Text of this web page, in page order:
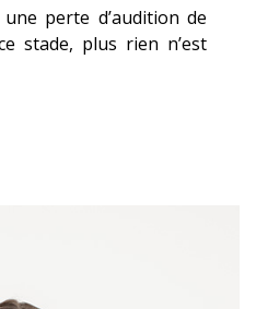
perte d’audition de
stade, plus rien n’est